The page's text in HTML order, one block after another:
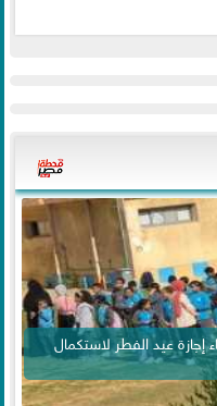
إجازة عيد الفطر لاستكمال